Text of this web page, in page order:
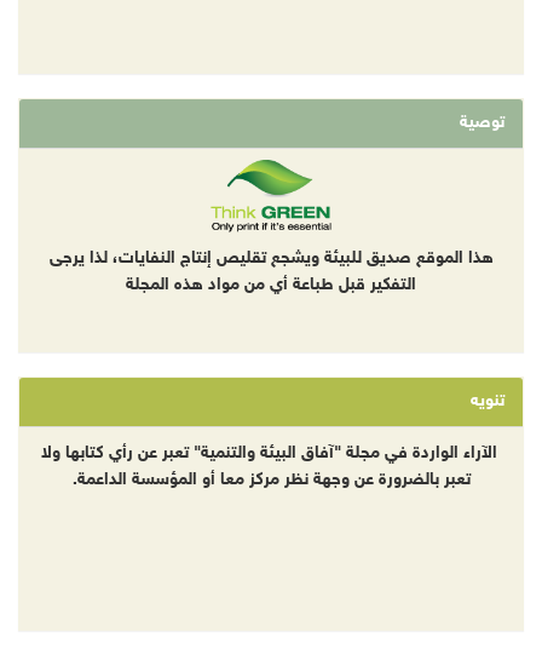
توصية
هذا الموقع صديق للبيئة ويشجع تقليص إنتاج النفايات، لذا يرجى
التفكير قبل طباعة أي من مواد هذه المجلة
تنويه
الآراء الواردة في مجلة "آفاق البيئة والتنمية" تعبر عن رأي كتابها ولا
تعبر بالضرورة عن وجهة نظر مركز معا أو المؤسسة الداعمة.